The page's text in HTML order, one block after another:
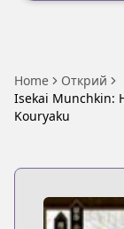
Home
Открий
Isekai Munchkin:
Kouryaku